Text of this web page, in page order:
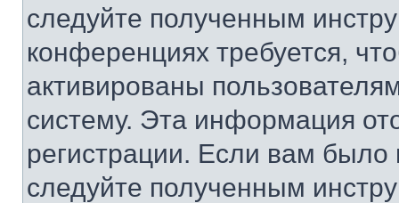
следуйте полученным
конференциях требуется,
активированы
систему. Эта информация
регистрации. Если вам
следуйте полученным